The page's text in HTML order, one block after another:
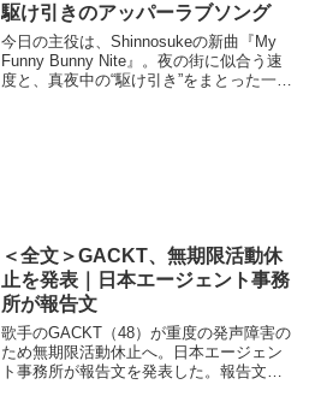
駆け引きのアッパーラブソング
今日の主役は、Shinnosukeの新曲『My
Funny Bunny Nite』。夜の街に似合う速
度と、真夜中の“駆け引き”をまとった一曲
＜全文＞GACKT、無期限活動休
⽌を発表｜⽇本エージェント事務
所が報告文
歌手のGACKT（48）が重度の発声障害の
ため無期限活動休止へ。⽇本エージェン
ト事務所が報告文を発表した。報告文に